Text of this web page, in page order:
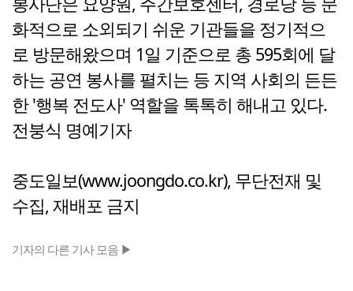
화적으로 소외되기 쉬운 기관들을 정기적으
로 방문해왔으며 1일 기준으로 총 595회에 달
하는 공연 봉사를 펼치는 등 지역 사회의 든든
한 '행복 전도사' 역할을 톡톡히 해내고 있다.
전붕식 명예기자
중도일보(www.joongdo.co.kr), 무단전재 및
수집, 재배포 금지
기자의 다른 기사 모음 ▶